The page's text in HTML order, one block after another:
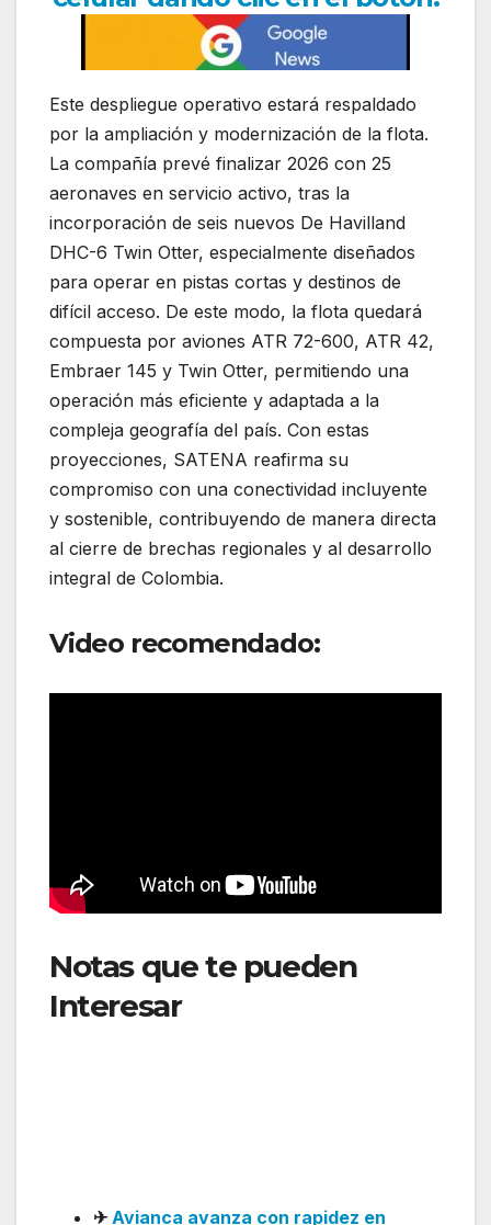
Este despliegue operativo estará respaldado
por la ampliación y modernización de la flota.
La compañía prevé finalizar 2026 con 25
aeronaves en servicio activo, tras la
incorporación de seis nuevos De Havilland
DHC-6 Twin Otter, especialmente diseñados
para operar en pistas cortas y destinos de
difícil acceso. De este modo, la flota quedará
compuesta por aviones ATR 72-600, ATR 42,
Embraer 145 y Twin Otter, permitiendo una
operación más eficiente y adaptada a la
compleja geografía del país. Con estas
proyecciones, SATENA reafirma su
compromiso con una conectividad incluyente
y sostenible, contribuyendo de manera directa
al cierre de brechas regionales y al desarrollo
integral de Colombia.
Video recomendado:
Notas que te pueden
Interesar: SATENA
✈ Avianca avanza con rapidez en